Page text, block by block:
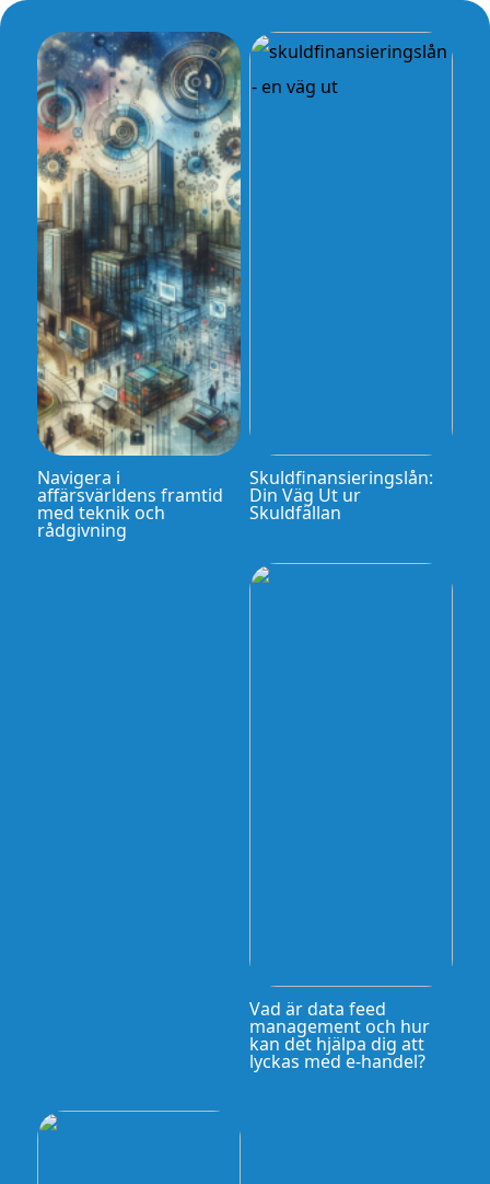
Navigera i
affärsvärldens framtid
med teknik och
rådgivning
Skuldfinansieringslån:
Din Väg Ut ur
Skuldfällan
Vad är data feed
management och hur
kan det hjälpa dig att
lyckas med e-handel?